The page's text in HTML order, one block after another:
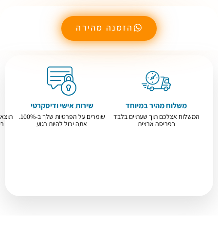
הזמנה מהירה
משלוח מהיר במיוחד
המשלוח אצלכם תוך שעתיים בלבד
בפריסה ארצית
שירות אישי ודיסקרטי
שומרים על הפרטיות שלך ב-100%.
אתה יכול להיות רגוע